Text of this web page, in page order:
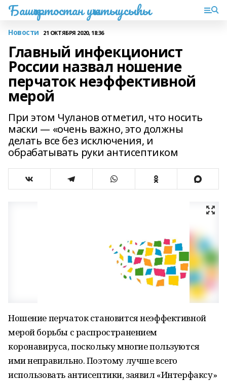
Башҡортостан уҡытыусыһы
Новости 21 ОКТЯБРЯ 2020, 18:36
Главный инфекционист
России назвал ношение
перчаток неэффективной
мерой
При этом Чуланов отметил, что носить
маски — «очень важно, это должны
делать все без исключения, и
обрабатывать руки антисептиком
Ношение перчаток становится неэффективной
мерой борьбы с распространением
коронавируса, поскольку многие пользуются
ими неправильно. Поэтому лучше всего
использовать антисептики, заявил «Интерфаксу»